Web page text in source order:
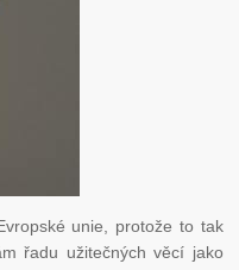
unie, protože to tak
řadu užitečných věcí jako